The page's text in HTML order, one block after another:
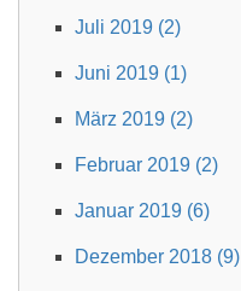
Juli 2019 (2)
Juni 2019 (1)
März 2019 (2)
Februar 2019 (2)
Januar 2019 (6)
Dezember 2018 (9)